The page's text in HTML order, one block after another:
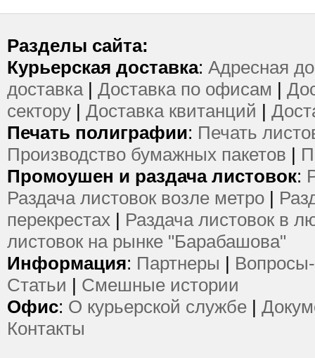
Разделы сайта:
Курьерская доставка: Адресная
доставка| Доставка по офисам |
сектору | Доставка квитанций |
Печать полиграфии: Печать
Производство бумажных пакетов |
Промоушен и раздача листовок:
Раздача листовок возле метро |
перекрестах | Раздача листовок в
листовок на рынке "Барабашова"
Информация: Партнеры |
Статьи | Смешные истории
Офис: О курьерской службе |
Контакты